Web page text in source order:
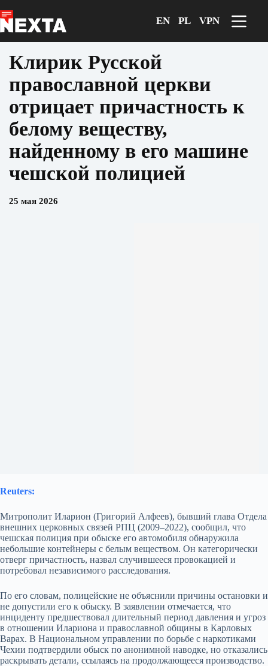
к
сути
EN PL VPN
Клирик Русской
православной церкви
отрицает причастность к
белому веществу,
найденному в его машине
чешской полицией
25 мая 2026
Reuters:
Митрополит Иларион (Григорий Алфеев), бывший глава Отдела
внешних церковных связей РПЦ (2009–2022), сообщил, что
чешская полиция при обыске его автомобиля обнаружила
небольшие контейнеры с белым веществом. Он категорически
отверг причастность, назвал случившееся провокацией и
потребовал независимого расследования.
По его словам, полицейские не объяснили причины остановки и
не допустили его к обыску. В заявлении отмечается, что
инциденту предшествовал длительный период давления и угроз
в отношении Илариона и православной общины в Карловых
Варах. В Национальном управлении по борьбе с наркотиками
Чехии подтвердили обыск по анонимной наводке, но отказались
раскрывать детали, ссылаясь на продолжающееся производство.